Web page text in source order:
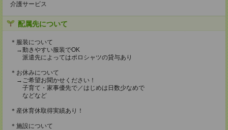
介護サービス
配属先について
＊服装について
→動きやすい服装でOK
派遣先によってはポロシャツの貸与あり
＊お休みについて
→ご希望お聞かせください！
子育て・家事優先で／はじめは日数少なめで
などなど
＊産休育休取得実績あり！
＊施設について